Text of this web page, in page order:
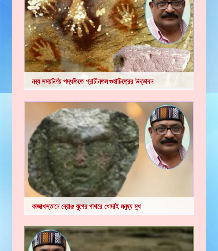
নব্য সময়নির্ণয় পদ্ধতিতে প্রাচীনতম গুহাচিত্রের উদ্ভাবন
কাজাখস্তানে ব্রোঞ্জ যুগের পাথরে খোদাই মনুষ্য মুখ